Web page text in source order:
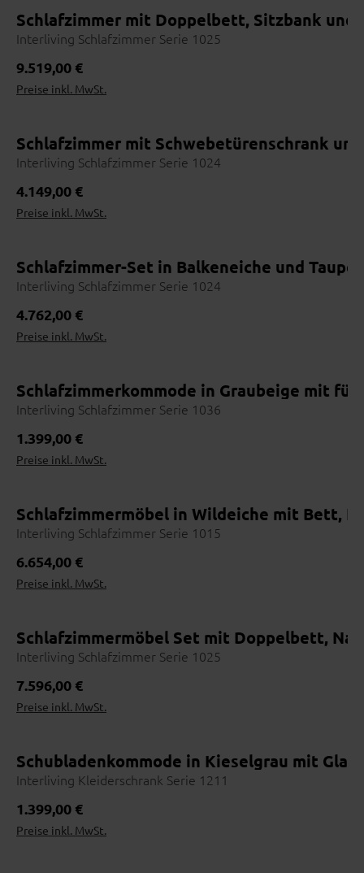
Wohnbeispiel
Wohnbeispiel
Schlafzimmer mit Doppelbett, Sitzbank
Interliving Schlafzimmer Serie 1025
Regulärer Preis:
9.519,00 €
Preise inkl. MwSt.
Wohnbeispiel
Schlafzimmer mit Schwebetürenschrank
Interliving Schlafzimmer Serie 1024
Regulärer Preis:
4.149,00 €
Preise inkl. MwSt.
Wohnbeispiel
Schlafzimmer-Set in Balkeneiche und
Interliving Schlafzimmer Serie 1024
Regulärer Preis:
4.762,00 €
Preise inkl. MwSt.
Schlafzimmerkommode in Graubeige mit
Interliving Schlafzimmer Serie 1036
Regulärer Preis:
1.399,00 €
Preise inkl. MwSt.
Wohnbeispiel
Schlafzimmermöbel in Wildeiche mit Bett,
Interliving Schlafzimmer Serie 1015
Regulärer Preis:
6.654,00 €
Preise inkl. MwSt.
Wohnbeispiel
Schlafzimmermöbel Set mit Doppelbett,
Interliving Schlafzimmer Serie 1025
Regulärer Preis:
7.596,00 €
Preise inkl. MwSt.
Schubladenkommode in Kieselgrau mit
Interliving Kleiderschrank Serie 1211
Regulärer Preis:
1.399,00 €
Preise inkl. MwSt.